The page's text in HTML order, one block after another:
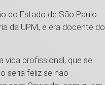
do Estado de São Paulo.
da UPM, e era docente do
vida profissional, que se
seria feliz se não